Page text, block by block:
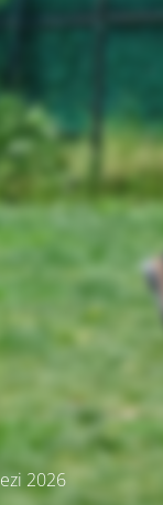
2026